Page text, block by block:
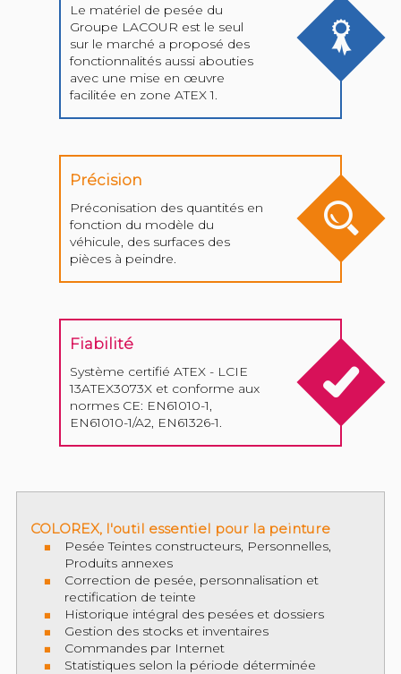
Le matériel de pesée du
Groupe LACOUR est le seul
sur le marché a proposé des
fonctionnalités aussi abouties
avec une mise en œuvre
facilitée en zone ATEX 1.
Précision
Préconisation des quantités en
fonction du modèle du
véhicule, des surfaces des
pièces à peindre.
Fiabilité
Système certifié ATEX - LCIE
13ATEX3073X et conforme aux
normes CE: EN61010-1,
EN61010-1/A2, EN61326-1.
COLOREX, l'outil essentiel pour la peinture
Pesée Teintes constructeurs, Personnelles,
Produits annexes
Correction de pesée, personnalisation et
rectification de teinte
Historique intégral des pesées et dossiers
Gestion des stocks et inventaires
Commandes par Internet
Statistiques selon la période déterminée